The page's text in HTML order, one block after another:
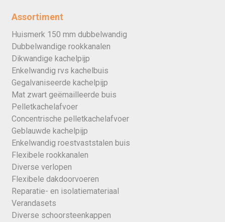
Assortiment
Huismerk 150 mm dubbelwandig
Dubbelwandige rookkanalen
Dikwandige kachelpijp
Enkelwandig rvs kachelbuis
Gegalvaniseerde kachelpijp
Mat zwart geëmailleerde buis
Pelletkachelafvoer
Concentrische pelletkachelafvoer
Geblauwde kachelpijp
Enkelwandig roestvaststalen buis
Flexibele rookkanalen
Diverse verlopen
Flexibele dakdoorvoeren
Reparatie- en isolatiemateriaal
Verandasets
Diverse schoorsteenkappen